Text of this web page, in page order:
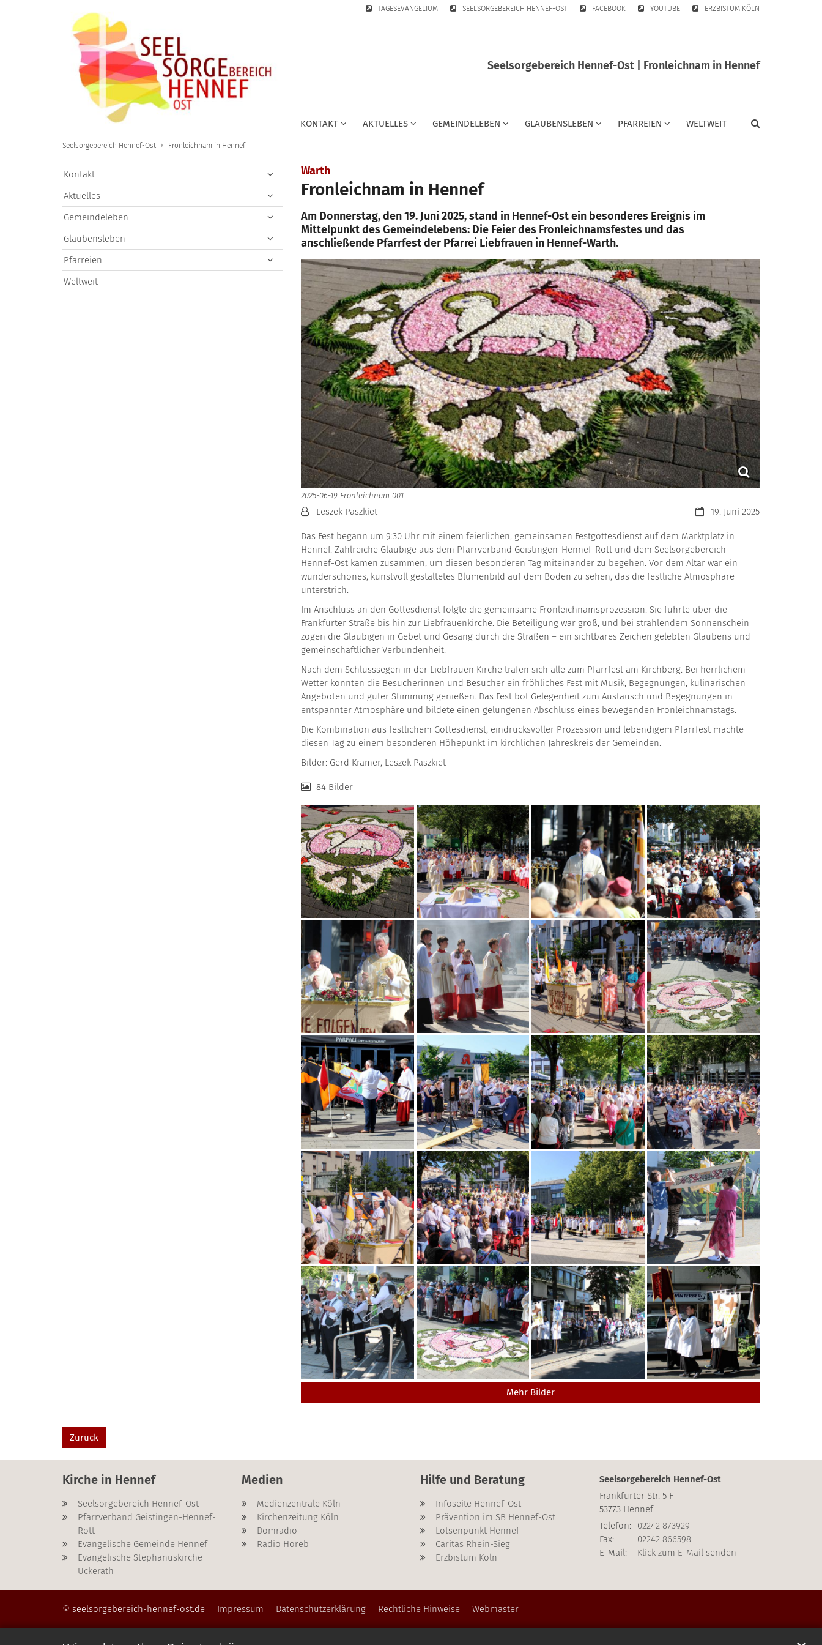
TAGESEVANGELIUM SEELSORGEBEREICH HENNEF-OST FACEBOOK YOUTUBE ERZBISTUM KÖLN
Seelsorgebereich Hennef-Ost | Fronleichnam in Hennef
KONTAKT AKTUELLES GEMEINDELEBEN GLAUBENSLEBEN PFARREIEN WELTWEIT
Seelsorgebereich Hennef-Ost Fronleichnam in Hennef
Warth
Fronleichnam in Hennef
Am Donnerstag, den 19. Juni 2025, stand in Hennef-Ost ein besonderes Ereignis im
Mittelpunkt des Gemeindelebens: Die Feier des Fronleichnamsfestes und das
anschließende Pfarrfest der Pfarrei Liebfrauen in Hennef-Warth.
2025-06-19 Fronleichnam 001
Datum:19. Juni 2025
Von:Leszek Paszkiet
Das Fest begann um 9:30 Uhr mit einem feierlichen, gemeinsamen Festgottesdienst auf dem Marktplatz in
Hennef. Zahlreiche Gläubige aus dem Pfarrverband Geistingen-Hennef-Rott und dem Seelsorgebereich
Hennef-Ost kamen zusammen, um diesen besonderen Tag miteinander zu begehen. Vor dem Altar war ein
wunderschönes, kunstvoll gestaltetes Blumenbild auf dem Boden zu sehen, das die festliche Atmosphäre
unterstrich.
Im Anschluss an den Gottesdienst folgte die gemeinsame Fronleichnamsprozession. Sie führte über die
Frankfurter Straße bis hin zur Liebfrauenkirche. Die Beteiligung war groß, und bei strahlendem Sonnenschein
zogen die Gläubigen in Gebet und Gesang durch die Straßen – ein sichtbares Zeichen gelebten Glaubens und
gemeinschaftlicher Verbundenheit.
Nach dem Schlusssegen in der Liebfrauen Kirche trafen sich alle zum Pfarrfest am Kirchberg. Bei herrlichem
Wetter konnten die Besucherinnen und Besucher ein fröhliches Fest mit Musik, Begegnungen, kulinarischen
Angeboten und guter Stimmung genießen. Das Fest bot Gelegenheit zum Austausch und Begegnungen in
entspannter Atmosphäre und bildete einen gelungenen Abschluss eines bewegenden Fronleichnamstags.
Die Kombination aus festlichem Gottesdienst, eindrucksvoller Prozession und lebendigem Pfarrfest machte
diesen Tag zu einem besonderen Höhepunkt im kirchlichen Jahreskreis der Gemeinden.
Bilder: Gerd Krämer, Leszek Paszkiet
84 Bilder
Mehr Bilder
Kontakt
Aktuelles
Gemeindeleben
Glaubensleben
Pfarreien
Weltweit
Zurück
Kirche in Hennef
Seelsorgebereich Hennef-Ost
Pfarrverband Geistingen-Hennef-
Rott
Evangelische Gemeinde Hennef
Evangelische Stephanuskirche
Uckerath
Medien
Medienzentrale Köln
Kirchenzeitung Köln
Domradio
Radio Horeb
Hilfe und Beratung
Infoseite Hennef-Ost
Prävention im SB Hennef-Ost
Lotsenpunkt Hennef
Caritas Rhein-Sieg
Erzbistum Köln
Seelsorgebereich Hennef-Ost
Frankfurter Str. 5 F
53773 Hennef
Telefon:
02242 873929
Fax:
02242 866598
E-Mail:
Klick zum E-Mail senden
© seelsorgebereich-hennef-ost.de Impressum Datenschutzerklärung Rechtliche Hinweise Webmaster